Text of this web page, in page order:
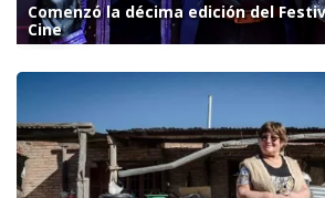
Comenzó la décima edición del
Cine